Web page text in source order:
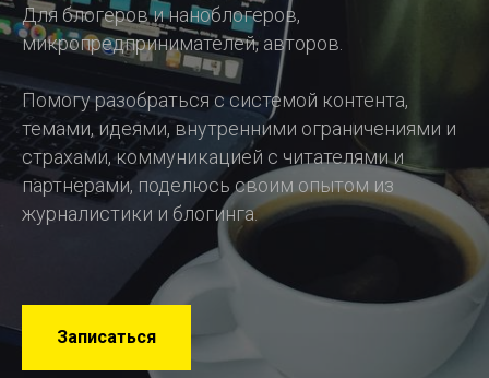
Для блогеров и наноблогеров,
микропредпринимателей, авторов.
Помогу разобраться с системой контента,
темами, идеями, внутренними ограничениями и
страхами, коммуникацией с читателями и
партнерами, поделюсь своим опытом из
журналистики и блогинга.
Записаться